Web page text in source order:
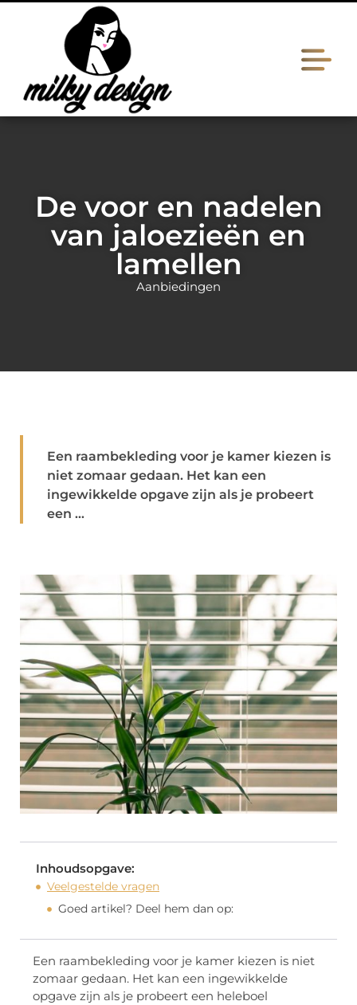
De voor en nadelen
van jaloezieën en
lamellen
Aanbiedingen
Een raambekleding voor je kamer kiezen is
niet zomaar gedaan. Het kan een
ingewikkelde opgave zijn als je probeert
een ...
Inhoudsopgave:
Veelgestelde vragen
Goed artikel? Deel hem dan op:
Een raambekleding voor je kamer kiezen is niet
zomaar gedaan. Het kan een ingewikkelde
opgave zijn als je probeert een heleboel